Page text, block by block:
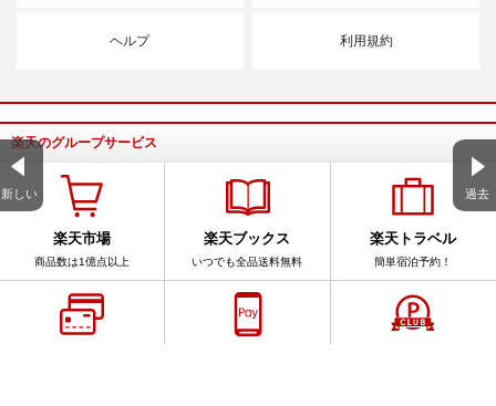
新しい 過去
ヘルプ 利用規約
楽天のグループサービス
楽天市場
商品数は1億点以上
楽天ブックス
いつでも全品送料無料
楽天トラベル
簡単宿泊予約！